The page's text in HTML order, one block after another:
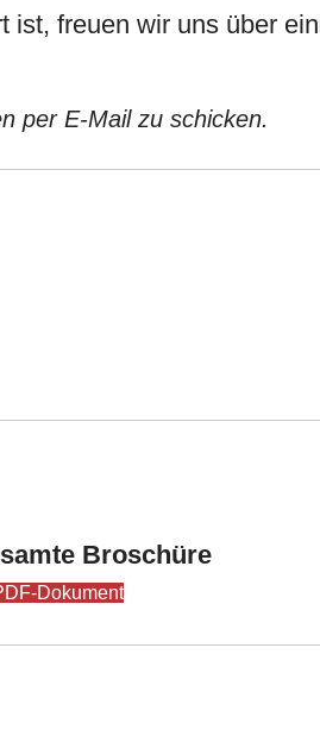
freuen wir uns über
per E-Mail zu schicken.
Broschüre
Dokument